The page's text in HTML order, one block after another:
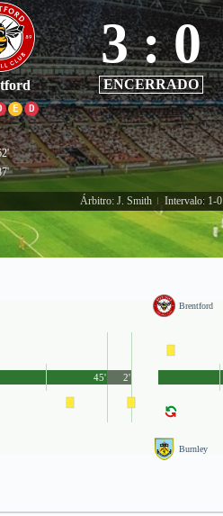
E D
3 : 0
ENCERRADO
Árbitro: J. Smith Intervalo: 1-0
45' 2'
Brentford
Burnley